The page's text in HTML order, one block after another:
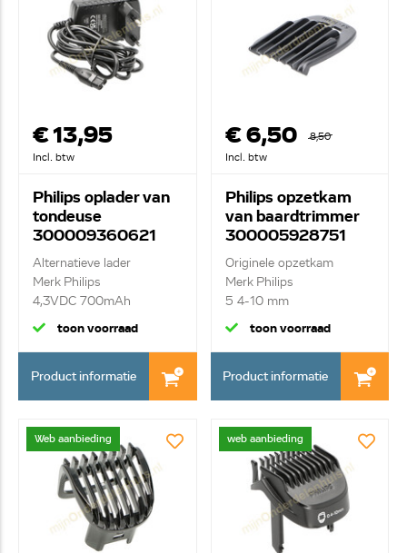
€ 13,95
Incl. btw
Philips oplader van
tondeuse
300009360621
Alternatieve lader
Merk Philips
4,3VDC 700mAh
toon voorraad
Product informatie
€ 6,50
8,50
Incl. btw
Philips opzetkam
van baardtrimmer
300005928751
Originele opzetkam
Merk Philips
5 4-10 mm
toon voorraad
Product informatie
Web aanbieding web aanbieding